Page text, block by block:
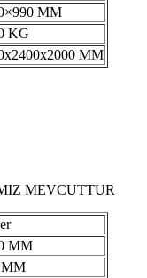
MM
KG
MM
MEVCUTTUR
MM
MM